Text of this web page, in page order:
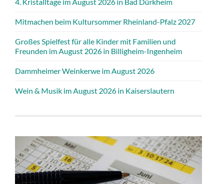
Mitmachen beim Kultursommer Rheinland-Pfalz 2027
Großes Spielfest für alle Kinder mit Familien und
Freunden im August 2026 in Billigheim-Ingenheim
Dammheimer Weinkerwe im August 2026
Wein & Musik im August 2026 in Kaiserslautern